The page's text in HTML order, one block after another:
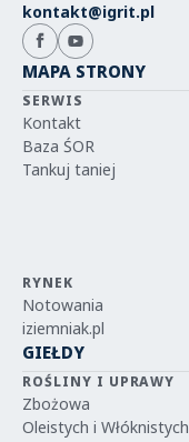
kontakt@igrit.pl
MAPA STRONY
SERWIS
Kontakt
Baza ŚOR
Tankuj taniej
RYNEK
Notowania
iziemniak.pl
GIEŁDY
ROŚLINY I UPRAWY
Zbożowa
Oleistych i Włóknistych